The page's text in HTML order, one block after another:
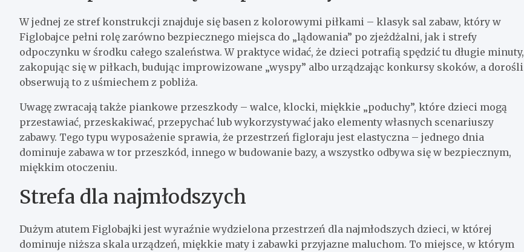
W jednej ze stref konstrukcji znajduje się basen z kolorowymi piłkami – klasyk sal zabaw, który w
Figlobajce pełni rolę zarówno bezpiecznego miejsca do „lądowania” po zjeżdżalni, jak i strefy
odpoczynku w środku całego szaleństwa. W praktyce widać, że dzieci potrafią spędzić tu długie minuty,
zakopując się w piłkach, budując improwizowane „wyspy” albo urządzając konkursy skoków, a dorośli
obserwują to z uśmiechem z pobliża.
Uwagę zwracają także piankowe przeszkody – walce, klocki, miękkie „poduchy”, które dzieci mogą
przestawiać, przeskakiwać, przepychać lub wykorzystywać jako elementy własnych scenariuszy
zabawy. Tego typu wyposażenie sprawia, że przestrzeń figloraju jest elastyczna – jednego dnia
dominuje zabawa w tor przeszkód, innego w budowanie bazy, a wszystko odbywa się w bezpiecznym,
miękkim otoczeniu.
Strefa dla najmłodszych
Dużym atutem Figlobajki jest wyraźnie wydzielona przestrzeń dla najmłodszych dzieci, w której
dominuje niższa skala urządzeń, miękkie maty i zabawki przyjazne maluchom. To miejsce, w którym